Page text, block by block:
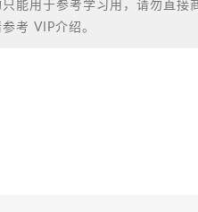
能用于参考学习用，请勿直接
考 VIP介绍。